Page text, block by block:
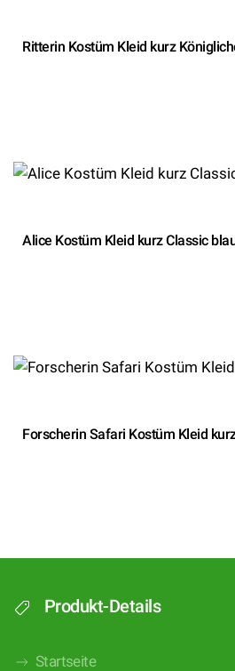
Ritterin Kostüm Kleid kurz
Alice Kostüm Kleid kurz Classic
Forscherin Safari Kostüm Kleid
Produkt-Details
Startseite